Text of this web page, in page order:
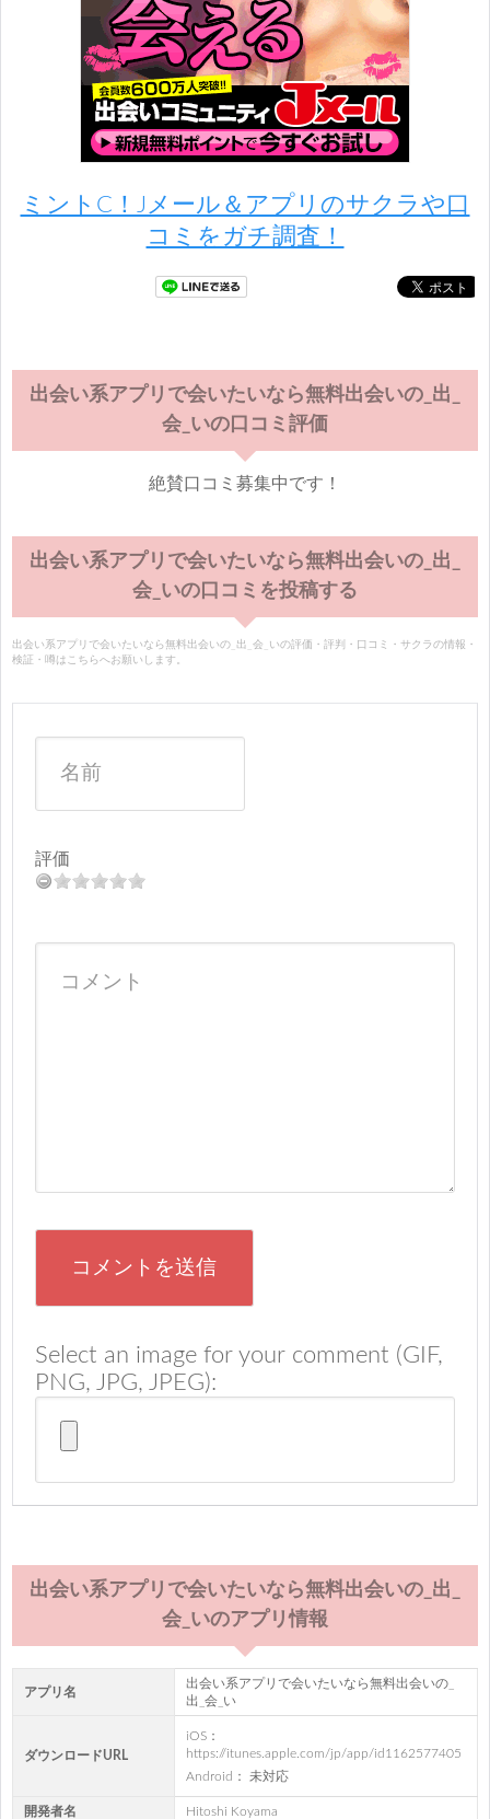
ミントC！Jメール＆アプリのサクラや口
コミをガチ調査！
出会い系アプリで会いたいなら無料出会いの_出_
会_いの口コミ評価
絶賛口コミ募集中です！
出会い系アプリで会いたいなら無料出会いの_出_
会_いの口コミを投稿する
出会い系アプリで会いたいなら無料出会いの_出_会_いの評価・評判・口コミ・サクラの情報・
検証・噂はこちらへお願いします。
評価
Select an image for your comment (GIF,
PNG, JPG, JPEG):
出会い系アプリで会いたいなら無料出会いの_出_
会_いのアプリ情報
アプリ名
出会い系アプリで会いたいなら無料出会いの_
出_会_い
ダウンロードURL
iOS：
https://itunes.apple.com/jp/app/id1162577405
Android： 未対応
開発者名 Hitoshi Koyama